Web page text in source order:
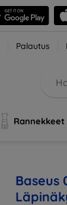
Palautus
Rannekkeet
Baseus